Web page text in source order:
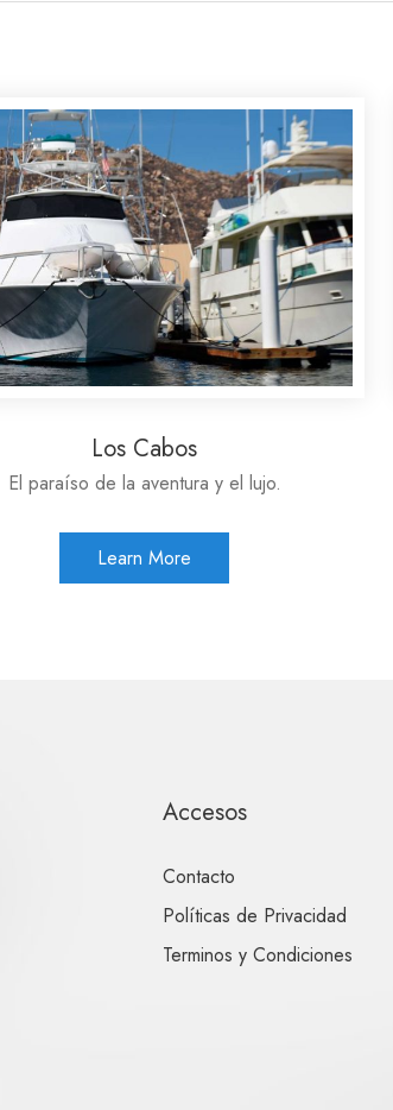
Los Cabos
El paraíso de la aventura y el lujo.
Learn More
Accesos
Contacto
Políticas de Privacidad
Terminos y Condiciones